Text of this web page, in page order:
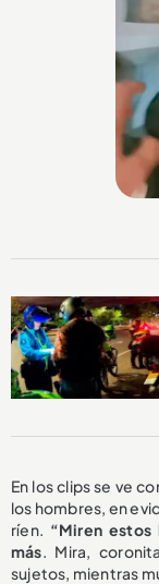
En los clips se ve
los hombres, en
ríen. “Miren
más. Mira,
sujetos, mientras